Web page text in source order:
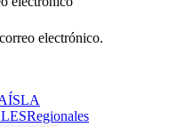
electrónico.
LA
Regionales